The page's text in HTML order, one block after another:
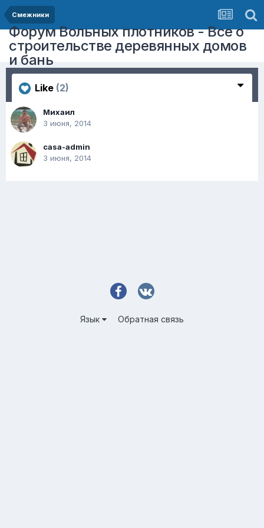
Смежники
Форум Вольных плотников - Все о
строительстве деревянных домов
и бань
Like (2)
Михаил
3 июня, 2014
casa-admin
3 июня, 2014
Язык Обратная связь